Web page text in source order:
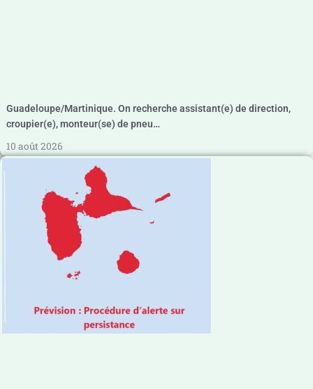
Guadeloupe/Martinique. On recherche assistant(e) de direction,
croupier(e), monteur(se) de pneu…
10 août 2026